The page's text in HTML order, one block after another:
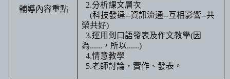
輔導內容重點
2.分析課文層次
(科技發達--資訊流通--互相影響--共
榮共好)
3.運用到口語發表及作文教學(因
為...... ，所以......)
4.情意教學
5.老師討論，實作、發表。